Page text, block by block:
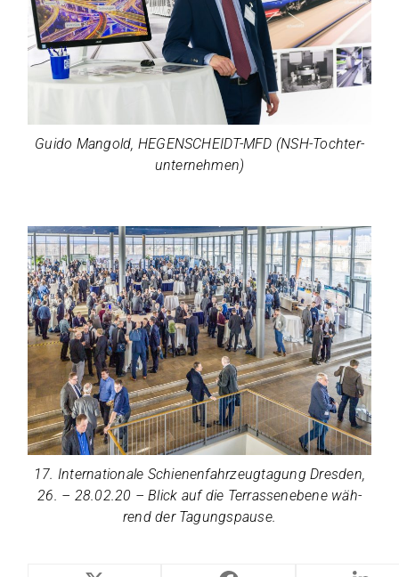
Guido Man­gold, HEGENSCHEIDT-MFD (NSH-Toch­ter­
un­ter­neh­men)
17. Inter­na­tio­nale Schie­nen­fahr­zeug­ta­gung Dres­den,
26. – 28.02.20 – Blick auf die Ter­ras­sen­e­bene wäh­
rend der Tagungspause.